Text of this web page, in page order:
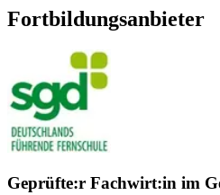
Fortbildungsanbieter
Geprüfte:r Fachwirt:in im